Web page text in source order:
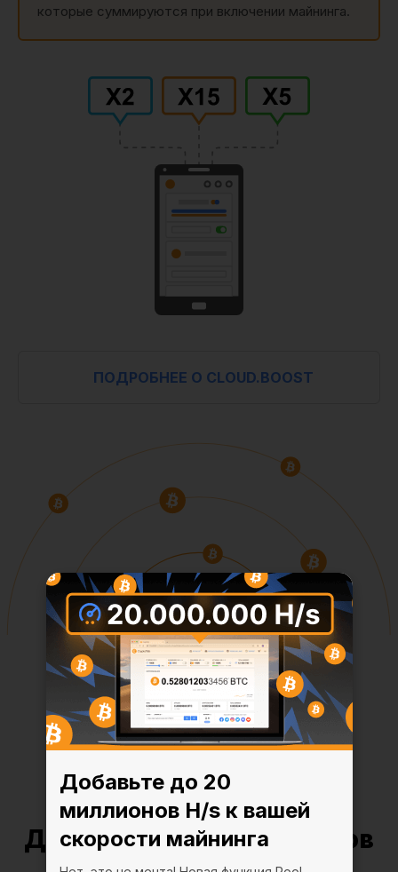
которые суммируются при включении майнинга.
ПОДРОБНЕЕ О CLOUD.BOOST
Добавьте до 20 миллионов
Добавьте до 20
миллионов H/s к вашей
скорости майнинга